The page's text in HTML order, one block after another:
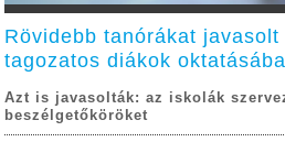
Rövidebb tanórákat
tagozatos diákok
Azt is javasolták: az iskolák
beszélgetőköröket